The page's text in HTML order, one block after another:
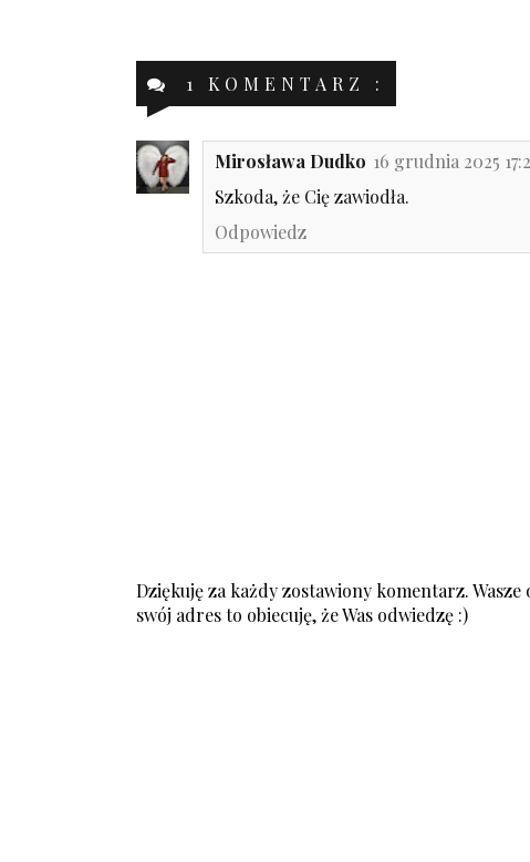
1 KOMENTARZ :
Mirosława Dudko 16 grudnia 2025
Szkoda, że Cię zawiodła.
Odpowiedz
Dziękuję za każdy zostawiony komentarz.
swój adres to obiecuję, że Was odwiedzę :)